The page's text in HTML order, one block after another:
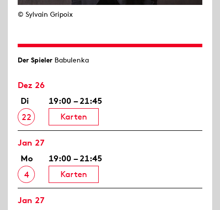
© Sylvain Gripoix
Der Spieler Babulenka
Dez 26
Di
22
19:00 – 21:45
Karten
Jan 27
Mo
4
19:00 – 21:45
Karten
Jan 27